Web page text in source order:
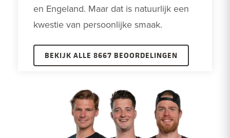
en Engeland. Maar dat is natuurlijk een
kwestie van persoonlijke smaak.
BEKIJK ALLE 8667 BEOORDELINGEN